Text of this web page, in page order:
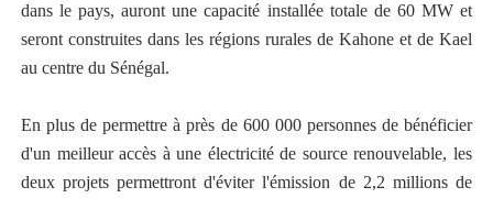
dans le pays, auront une capacité installée totale de 60 MW et
seront construites dans les régions rurales de Kahone et de Kael
au centre du Sénégal.
En plus de permettre à près de 600 000 personnes de bénéficier
d'un meilleur accès à une électricité de source renouvelable, les
deux projets permettront d'éviter l'émission de 2,2 millions de